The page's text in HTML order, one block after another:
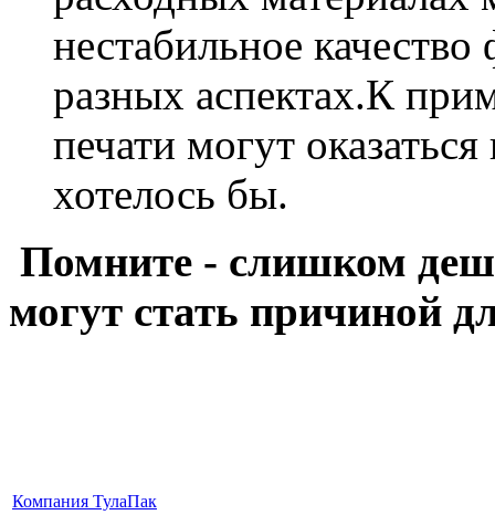
нестабильное
разных аспектах.К
печати могут
хотелось бы.
Помните - слишком
могут стать причиной
Компания ТулаПак